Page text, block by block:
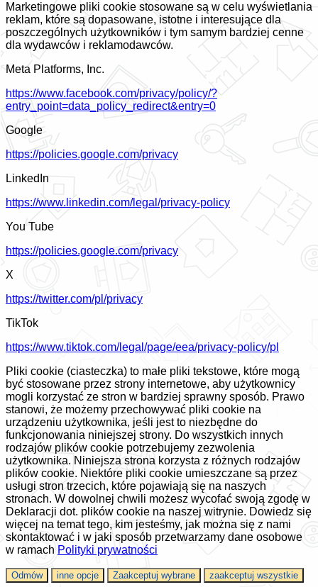
Marketingowe pliki cookie stosowane są w celu wyświetlania
reklam, które są dopasowane, istotne i interesujące dla
poszczególnych użytkowników i tym samym bardziej cenne
dla wydawców i reklamodawców.
Meta Platforms, Inc.
https://www.facebook.com/privacy/policy/?
entry_point=data_policy_redirect&entry=0
Google
https://policies.google.com/privacy
LinkedIn
https://www.linkedin.com/legal/privacy-policy
You Tube
https://policies.google.com/privacy
X
https://twitter.com/pl/privacy
TikTok
https://www.tiktok.com/legal/page/eea/privacy-policy/pl
Pliki cookie (ciasteczka) to małe pliki tekstowe, które mogą
być stosowane przez strony internetowe, aby użytkownicy
mogli korzystać ze stron w bardziej sprawny sposób. Prawo
stanowi, że możemy przechowywać pliki cookie na
urządzeniu użytkownika, jeśli jest to niezbędne do
funkcjonowania niniejszej strony. Do wszystkich innych
rodzajów plików cookie potrzebujemy zezwolenia
użytkownika. Niniejsza strona korzysta z różnych rodzajów
plików cookie. Niektóre pliki cookie umieszczane są przez
usługi stron trzecich, które pojawiają się na naszych
stronach. W dowolnej chwili możesz wycofać swoją zgodę w
Deklaracji dot. plików cookie na naszej witrynie. Dowiedz się
więcej na temat tego, kim jesteśmy, jak można się z nami
skontaktować i w jaki sposób przetwarzamy dane osobowe
w ramach Polityki prywatności
Odmów inne opcje Zaakceptuj wybrane zaakceptuj wszystkie